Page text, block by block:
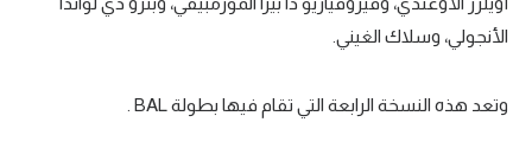
الأنجولي، وسلاك الغيني.
وتعد هذه النسخة الرابعة التي تقام فيها بطولة BAL .